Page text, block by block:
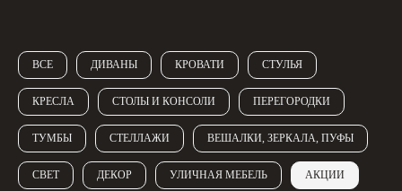
ВСЕ ДИВАНЫ КРОВАТИ СТУЛЬЯ
КРЕСЛА СТОЛЫ И КОНСОЛИ ПЕРЕГОРОДКИ
ТУМБЫ СТЕЛЛАЖИ ВЕШАЛКИ, ЗЕРКАЛА, ПУФЫ
СВЕТ ДЕКОР УЛИЧНАЯ МЕБЕЛЬ АКЦИИ